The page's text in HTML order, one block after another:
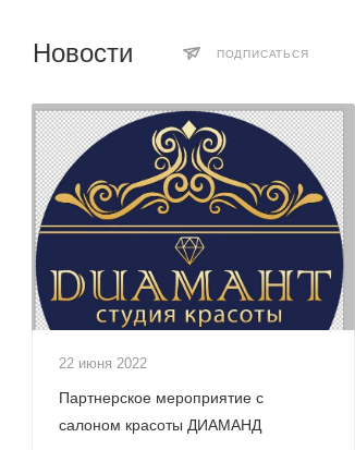
Новости ПОДПИСАТЬСЯ
22 июня 2022
Партнерское мероприятие с
салоном красоты ДИАМАНД